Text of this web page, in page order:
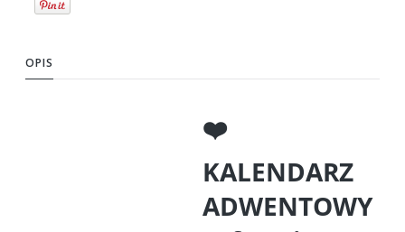
OPIS
❤️
KALENDARZ
ADWENTOWY